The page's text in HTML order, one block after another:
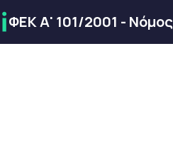
ΦΕΚ Α' 101/2001 -